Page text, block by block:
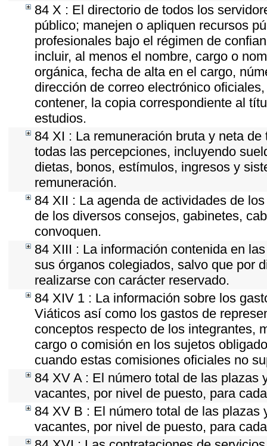
84 X : El directorio de todos los
público; manejen o apliquen recursos
profesionales bajo el régimen de
incluir, al menos el nombre, cargo o
orgánica, fecha de alta en el cargo,
dirección de correo electrónico
contener, la copia correspondiente al
estudios.
84 XI : La remuneración bruta y neta
todas las percepciones, incluyendo
dietas, bonos, estímulos, ingresos y
remuneración.
84 XII : La agenda de actividades de
de los diversos consejos, gabinetes,
convoquen.
84 XIII : La información contenida en
sus órganos colegiados, salvo que por
realizarse con carácter reservado.
84 XIV 1 : La información sobre los
Viáticos así como los gastos de
conceptos respecto de los integrantes,
cargo o comisión en los sujetos
cuando estas comisiones oficiales no
84 XV A : El número total de las
vacantes, por nivel de puesto, para
84 XV B : El número total de las
vacantes, por nivel de puesto, para